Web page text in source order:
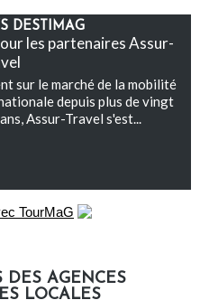
DESTIMAG
les partenaires Assur-
sur le marché de la mobilité
depuis plus de vingt
ans, Assur-Travel s'est...
AGENCES
LOCALES